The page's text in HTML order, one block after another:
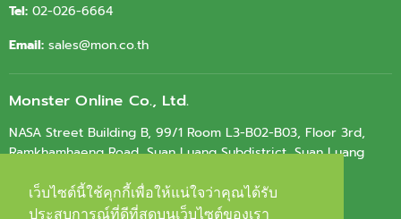
เว็บไซต์นี้ใช้คุกกี้เพื่อให้แน่ใจว่าคุณได้รับ
ประสบการณ์ที่ดีที่สุดบนเว็บไซต์ของเรา
เว็บไซต์นี้ใช้คุกกี้เพื่อให้แน่ใจว่าคุณได้รับ
ประสบการณ์ที่ดีที่สุดบนเว็บไซต์ของเรา
Tel: 02-026-6664
Email: sales@mon.co.th
Monster Online Co., Ltd.
NASA Street Building B, 99/1 Room L3-B02-B03, Floor 3rd,
Ramkhamhaeng Road, Suan Luang Subdistrict, Suan Luang
Tax ID.
0105564010603